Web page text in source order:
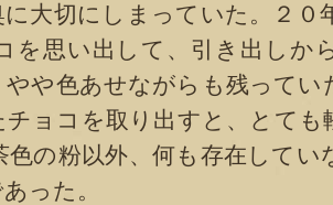
大切にしまっていた。２０
を思い出して、引き出しか
や色あせながらも残ってい
ョコを取り出すと、とても
の粉以外、何も存在してい
った。